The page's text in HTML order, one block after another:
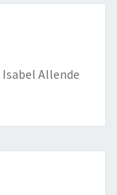
Isabel Allende